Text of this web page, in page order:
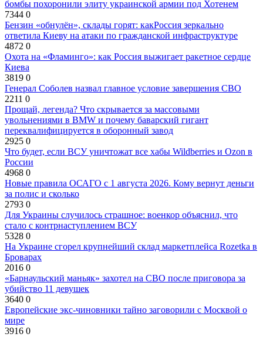
бомбы похоронили элиту украинской армии под Хотенем
7344 0
Бензин «обнулён», склады горят: какРоссия зеркально
ответила Киеву на атаки по гражданской инфраструктуре
4872 0
Охота на «Фламинго»: как Россия выжигает ракетное сердце
Киева
3819 0
Генерал Соболев назвал главное условие завершения СВО
2211 0
Прощай, легенда? Что скрывается за массовыми
увольнениями в BMW и почему баварский гигант
переквалифицируется в оборонный завод
2925 0
Что будет, если ВСУ уничтожат все хабы Wildberries и Ozon в
России
4968 0
Новые правила ОСАГО с 1 августа 2026. Кому вернут деньги
за полис и сколько
2793 0
Для Украины случилось страшное: военкор объяснил, что
стало с контрнаступлением ВСУ
5328 0
На Украине сгорел крупнейший склад маркетплейса Rozetka в
Броварах
2016 0
«Барнаульский маньяк» захотел на СВО после приговора за
убийство 11 девушек
3640 0
Европейские экс-чиновники тайно заговорили с Москвой о
мире
3916 0